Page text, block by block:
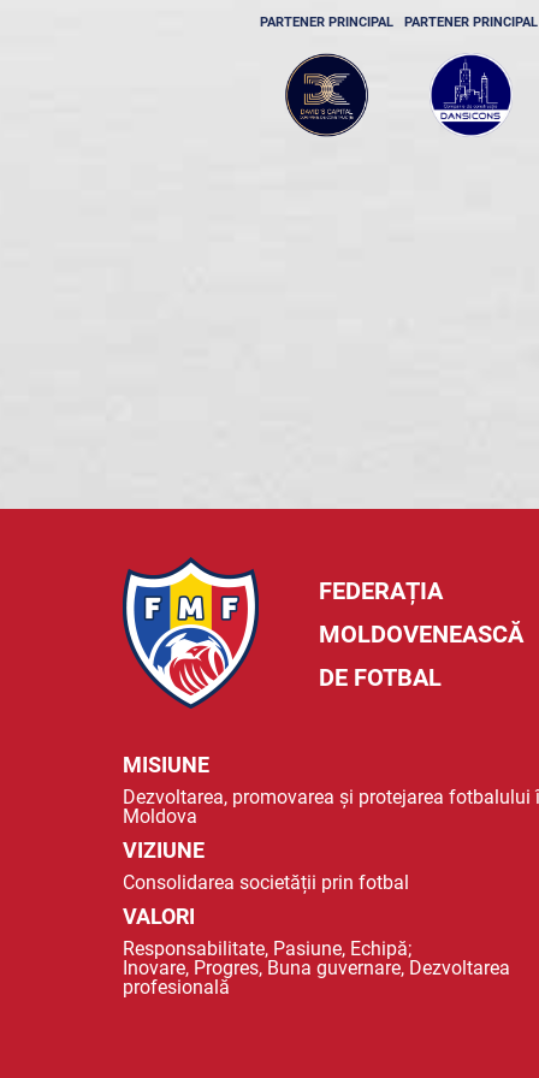
PARTENER PRINCIPAL PARTENER PRINCIPAL
FEDERAȚIA
MOLDOVENEASCĂ
DE FOTBAL
MISIUNE
Dezvoltarea, promovarea și protejarea fotbalului
Moldova
VIZIUNE
Consolidarea societății prin fotbal
VALORI
Responsabilitate, Pasiune, Echipă;
Inovare, Progres, Buna guvernare, Dezvoltarea
profesională